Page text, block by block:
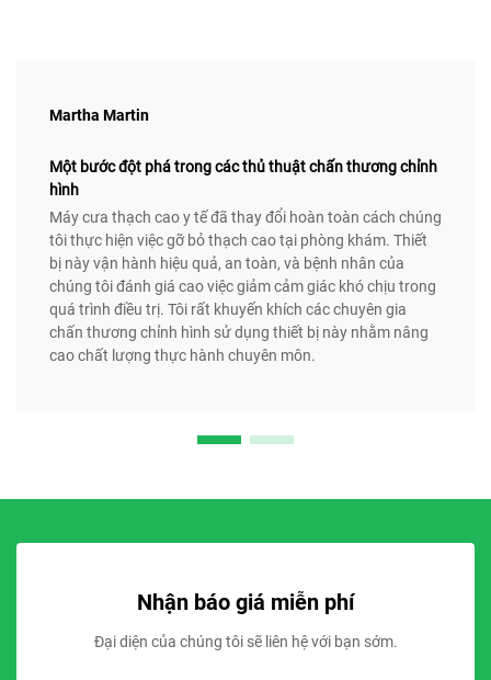
Martha Martin
Một bước đột phá trong các thủ thuật chấn thương chỉnh
hình
Máy cưa thạch cao y tế đã thay đổi hoàn toàn cách chúng
tôi thực hiện việc gỡ bỏ thạch cao tại phòng khám. Thiết
bị này vận hành hiệu quả, an toàn, và bệnh nhân của
chúng tôi đánh giá cao việc giảm cảm giác khó chịu trong
quá trình điều trị. Tôi rất khuyến khích các chuyên gia
chấn thương chỉnh hình sử dụng thiết bị này nhằm nâng
cao chất lượng thực hành chuyên môn.
Nhận báo giá miễn phí
Đại diện của chúng tôi sẽ liên hệ với bạn sớm.